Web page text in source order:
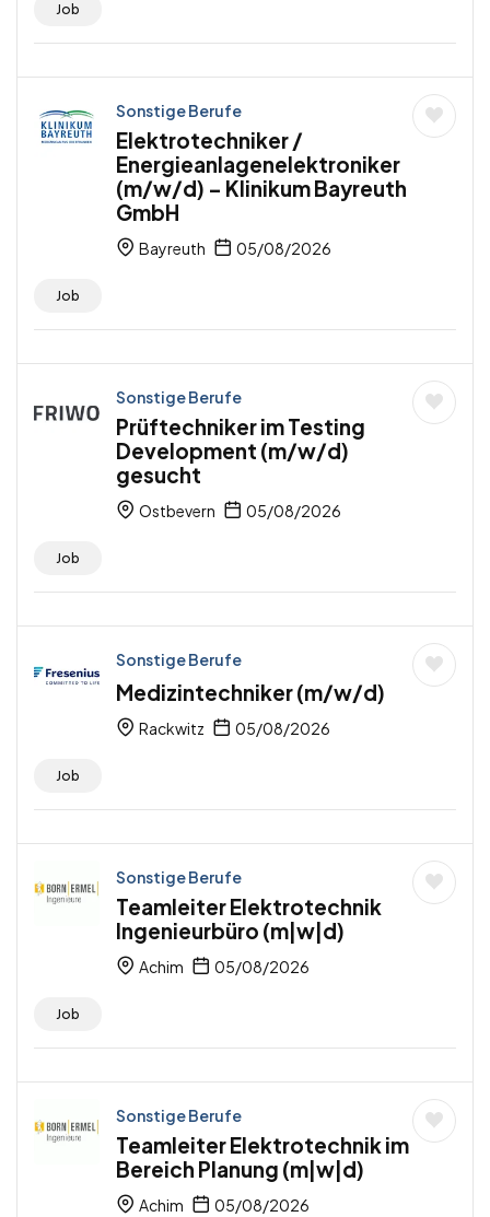
Job
Sonstige Berufe
Elektrotechniker /
Energieanlagenelektroniker
(m/w/d) – Klinikum Bayreuth
GmbH
Bayreuth 05/08/2026
Job
Sonstige Berufe
Prüftechniker im Testing
Development (m/w/d)
gesucht
Ostbevern 05/08/2026
Job
Sonstige Berufe
Medizintechniker (m/w/d)
Rackwitz 05/08/2026
Job
Sonstige Berufe
Teamleiter Elektrotechnik
Ingenieurbüro (m|w|d)
Achim 05/08/2026
Job
Sonstige Berufe
Teamleiter Elektrotechnik im
Bereich Planung (m|w|d)
Achim 05/08/2026